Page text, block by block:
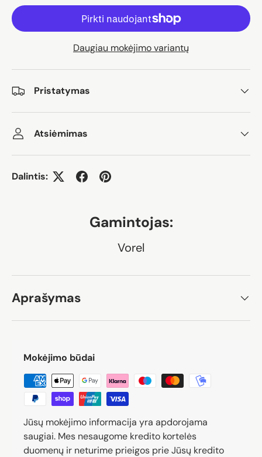
Daugiau mokėjimo variantų
Pristatymas
Atsiėmimas
Dalintis:
Gamintojas:
Vorel
Aprašymas
Mokėjimo būdai
Jūsų mokėjimo informacija yra apdorojama
saugiai. Mes nesaugome kredito kortelės
duomenų ir neturime prieigos prie Jūsų kredito